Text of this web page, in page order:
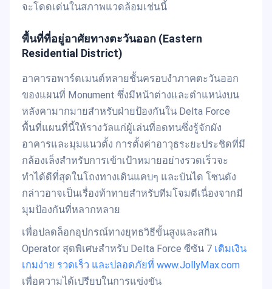
จะโดดเด่นในสภาพแวดล้อมเช่นนี้
พื้นที่ที่อยู่อาศัยทางตะวันออก (Eastern
Residential District)
อาคารอพาร์ตเมนต์หลายชั้นครอบงำภาคตะวันออก
ของแผนที่ Monument ซึ่งมีหน้าต่างและตำแหน่งบน
หลังคามากมายสำหรับฝ่ายป้องกันใน Delta Force
พื้นที่แผนที่นี้ให้รางวัลแก่ผู้เล่นที่อดทนซึ่งรู้จักผัง
อาคารและมุมแนวตั้ง การตั้งค่าอาวุธระยะประชิดที่มี
กล้องเล็งสำหรับการเข้าเป้าหมายอย่างรวดเร็วจะ
ทำได้ดีที่สุดในโถงทางเดินแคบๆ และบันได โซนดัง
กล่าวอาจเป็นเรื่องท้าทายสำหรับทีมโจมตีเนื่องจากมี
มุมป้องกันที่หลากหลาย
เพื่อปลดล็อกอุปกรณ์ทางยุทธวิธีขั้นสูงและสกิน
Operator สุดพิเศษสำหรับ Delta Force ซีซัน 7 เติมเงิน
เกมง่าย รวดเร็ว และปลอดภัยที่ www.JollyMax.com
เพื่อความได้เปรียบในการแข่งขัน